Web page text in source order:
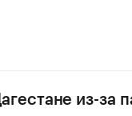
из-за